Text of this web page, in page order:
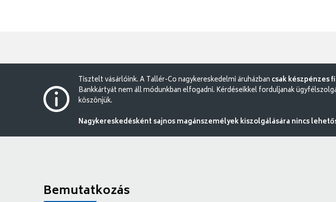
Tisztelt vásárlóink. A Tallér-Co nagykereskedelmi áruházban csak készpénzes
Bankkártyát nem áll módunkban elfogadni. Kérdéseikkel forduljanak
köszönjük.
Nagykereskedésként sajnos magánszemélyek kiszolgálására nincs
Bemutatkozás